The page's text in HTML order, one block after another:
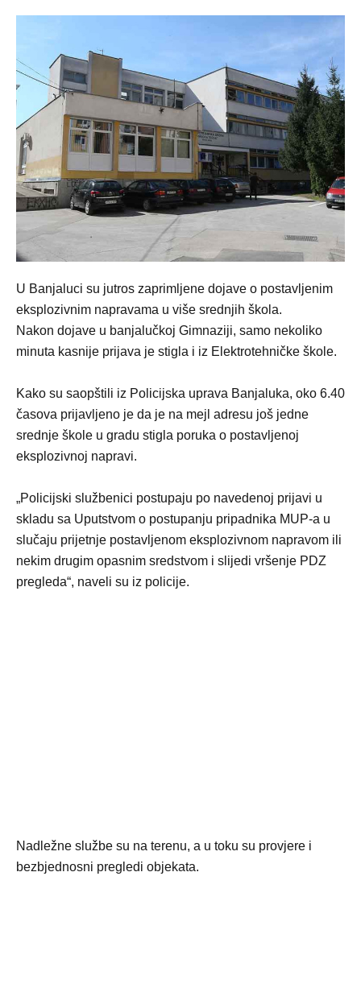
U Banjaluci su jutros zaprimljene dojave o postavljenim
eksplozivnim napravama u više srednjih škola.
Nakon dojave u banjalučkoj Gimnaziji, samo nekoliko
minuta kasnije prijava je stigla i iz Elektrotehničke škole.
Kako su saopštili iz Policijska uprava Banjaluka, oko 6.40
časova prijavljeno je da je na mejl adresu još jedne
srednje škole u gradu stigla poruka o postavljenoj
eksplozivnoj napravi.
„Policijski službenici postupaju po navedenoj prijavi u
skladu sa Uputstvom o postupanju pripadnika MUP-a u
slučaju prijetnje postavljenom eksplozivnom napravom ili
nekim drugim opasnim sredstvom i slijedi vršenje PDZ
pregleda“, naveli su iz policije.
Nadležne službe su na terenu, a u toku su provjere i
bezbjednosni pregledi objekata.